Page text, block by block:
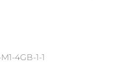
4GB-1-1